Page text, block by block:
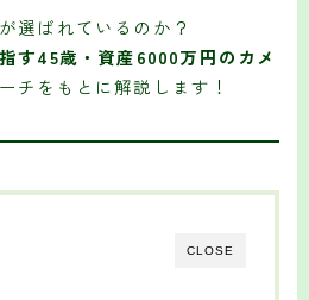
選ばれているのか？
す45歳・資産6000万円のカメ
チをもとに解説します！
CLOSE